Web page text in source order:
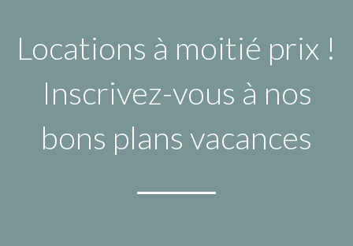
Locations à moitié prix !
Inscrivez-vous à nos
bons plans vacances